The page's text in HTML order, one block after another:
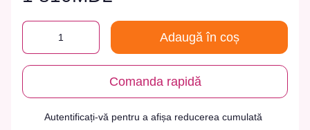
Adaugă în coș
Comanda rapidă
Autentificați-vă pentru a afișa reducerea cumulată